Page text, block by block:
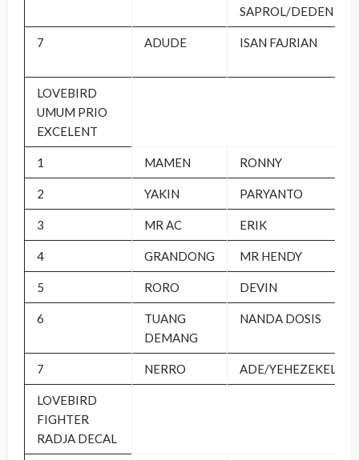
SAPROL/DEDEN
7 ADUDE ISAN FAJRIAN
LOVEBIRD
UMUM PRIO
EXCELENT
1 MAMEN RONNY
2 YAKIN PARYANTO
3 MR AC ERIK
4 GRANDONG MR HENDY
5 RORO DEVIN
6
TUANG
DEMANG
NANDA DOSIS
7 NERRO ADE/YEHEZEKEL
LOVEBIRD
FIGHTER
RADJA DECAL